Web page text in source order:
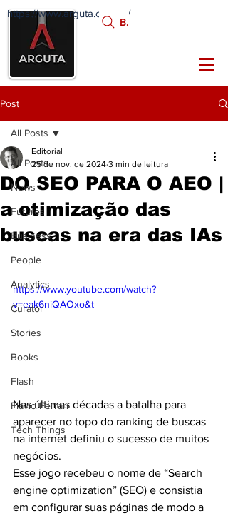
FATOS
https://www.arguta.com.br/
Busca:
Post
All Posts
News
Futures
Business
People
Analytics
Curator
Stories
Books
Flash
Flavio Ferrari
Tech Things
All Posts
DO SEO PARA O AEO |
a otimização das
buscas na era das IAs
Editorial
25 de nov. de 2024 3 min de leitura
https://www.youtube.com/watch?
v=eak6niQAOxo&t
Nas últimas décadas a batalha para
aparecer no topo do ranking de buscas
na internet definiu o sucesso de muitos
negócios.
Esse jogo recebeu o nome de “Search
engine optimization” (SEO) e consistia
em configurar suas páginas de modo a